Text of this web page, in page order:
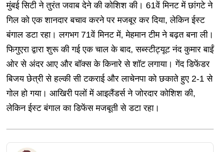
मुंबई सिटी ने तुरंत जवाब देने की कोशिश की। 61वें मिनट में छांगटे ने
गिल को एक शानदार बचाव करने पर मजबूर कर दिया, लेकिन ईस्ट
बंगाल डटा रहा। लगभग 71वें मिनट में, मेहमान टीम ने बढ़त बना ली।
फिगुएरा द्वारा शुरू की गई एक चाल के बाद, सब्स्टीट्यूट नंद कुमार बाईं
ओर से अंदर आए और बॉक्स के किनारे से शॉट लगाया। गेंद डिफेंडर
बिजय छेत्री से हल्की सी टकराई और लाचेनपा को छकाते हुए 2-1 से
गोल हो गया। आखिरी पलों में आइलैंडर्स ने जोरदार कोशिश की,
लेकिन ईस्ट बंगाल का डिफेंस मजबूती से डटा रहा।